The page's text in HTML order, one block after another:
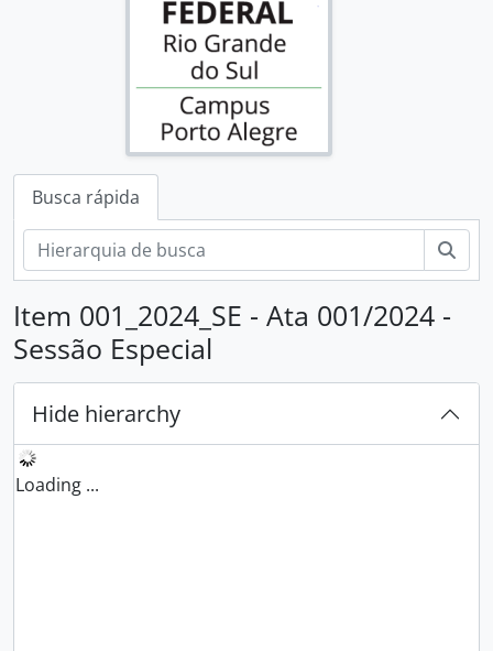
Busca rápida
Item 001_2024_SE - Ata 001/2024 -
Sessão Especial
Hide hierarchy
Loading ...